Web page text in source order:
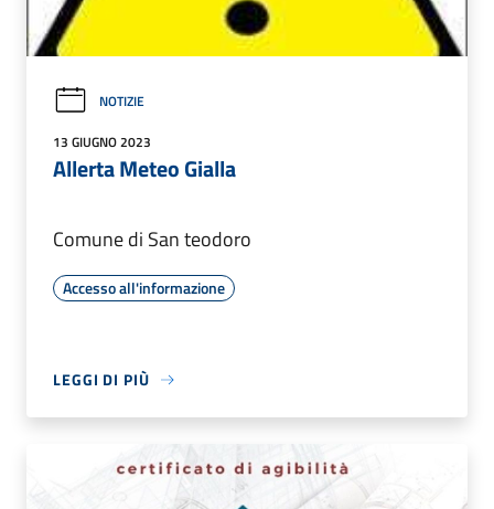
NOTIZIE
13 GIUGNO 2023
Allerta Meteo Gialla
Comune di San teodoro
Accesso all'informazione
LEGGI DI PIÙ